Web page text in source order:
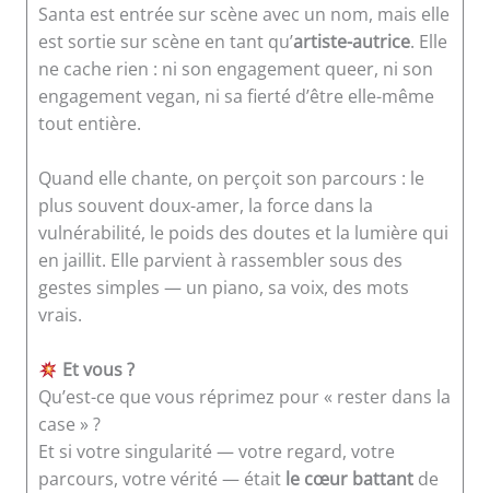
Santa est entrée sur scène avec un nom, mais elle
est sortie sur scène en tant qu’artiste-autrice. Elle
ne cache rien : ni son engagement queer, ni son
engagement vegan, ni sa fierté d’être elle-même
tout entière.
Quand elle chante, on perçoit son parcours : le
plus souvent doux-amer, la force dans la
vulnérabilité, le poids des doutes et la lumière qui
en jaillit. Elle parvient à rassembler sous des
gestes simples — un piano, sa voix, des mots
vrais.
Et vous ?
Qu’est-ce que vous réprimez pour « rester dans la
case » ?
Et si votre singularité — votre regard, votre
parcours, votre vérité — était le cœur battantde